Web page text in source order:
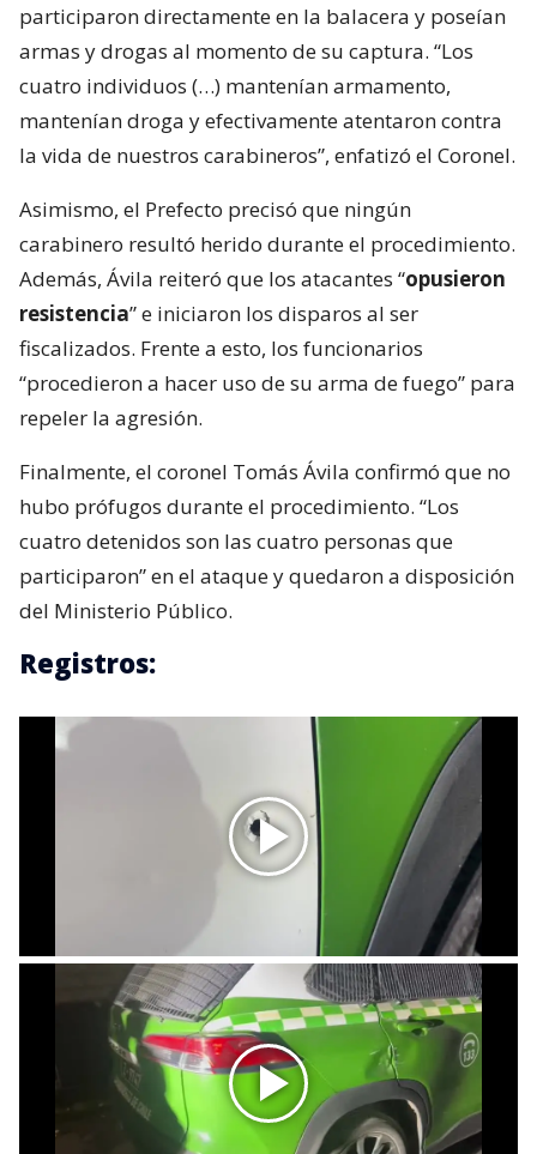
participaron directamente en la balacera y poseían
armas y drogas al momento de su captura. “Los
cuatro individuos (…) mantenían armamento,
mantenían droga y efectivamente atentaron contra
la vida de nuestros carabineros”, enfatizó el Coronel.
Asimismo, el Prefecto precisó que ningún
carabinero resultó herido durante el procedimiento.
Además, Ávila reiteró que los atacantes “opusieron
resistencia” e iniciaron los disparos al ser
fiscalizados. Frente a esto, los funcionarios
“procedieron a hacer uso de su arma de fuego” para
repeler la agresión.
Finalmente, el coronel Tomás Ávila confirmó que no
hubo prófugos durante el procedimiento. “Los
cuatro detenidos son las cuatro personas que
participaron” en el ataque y quedaron a disposición
del Ministerio Público.
Registros: